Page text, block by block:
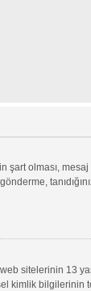
olması,
sitelerinin 13